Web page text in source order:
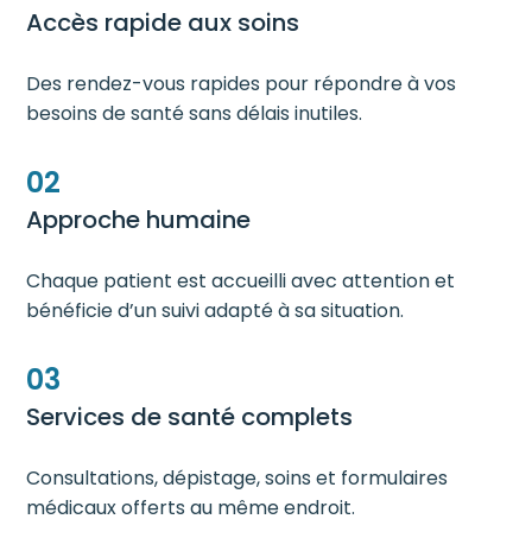
Accès rapide aux soins
Des rendez-vous rapides pour répondre à vos
besoins de santé sans délais inutiles.
02
Approche humaine
Chaque patient est accueilli avec attention et
bénéficie d’un suivi adapté à sa situation.
03
Services de santé complets
Consultations, dépistage, soins et formulaires
médicaux offerts au même endroit.